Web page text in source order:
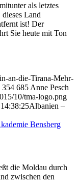
als letztes
Land
ist! Der
Sie heute mit Ton
an-die-Tirana-Mehr-
354 685 Anne Pesch
10/tma-logo.png
Albanien –
die Moldau durch
zwischen den